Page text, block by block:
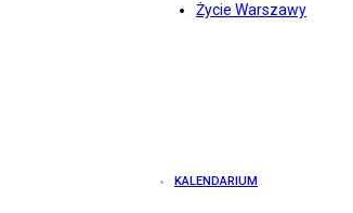
Życie Warszawy
KALENDARIUM